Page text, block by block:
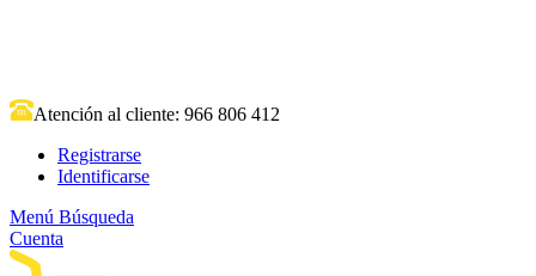
Atención al cliente: 966 806 412
Registrarse
Identificarse
Menú Búsqueda
Cuenta